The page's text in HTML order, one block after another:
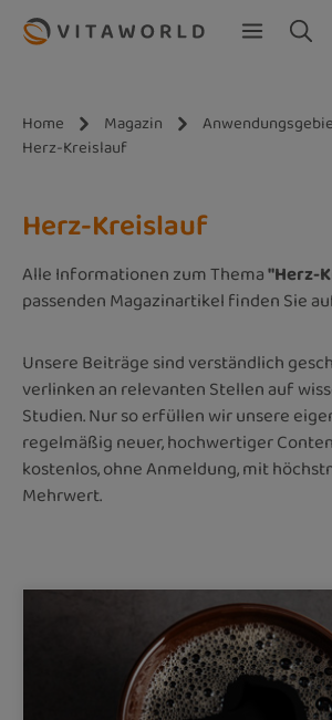
Zum Hauptinhalt springen
Home Magazin
Herz-Kreislauf
Herz-Kreislauf
Alle Informationen zum Thema"Herz-
passenden Magazinartikel finden Sie
Unsere Beiträge sind verständlich
verlinken an relevanten Stellen auf
Studien. Nur so erfüllen wir unsere
regelmäßig neuer, hochwertiger
kostenlos, ohne Anmeldung, mit
Mehrwert.